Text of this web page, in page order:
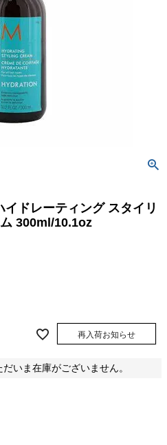
イドレーティング スタイリ
300ml/10.1oz
再入荷お知らせ
いま在庫がございません。